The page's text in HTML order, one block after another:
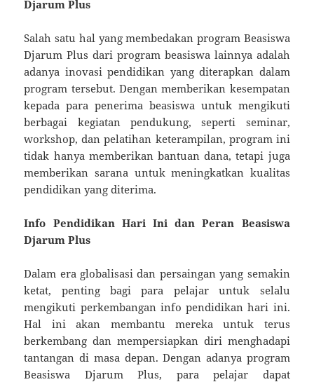
Djarum Plus
Salah satu hal yang membedakan program Beasiswa
Djarum Plus dari program beasiswa lainnya adalah
adanya inovasi pendidikan yang diterapkan dalam
program tersebut. Dengan memberikan kesempatan
kepada para penerima beasiswa untuk mengikuti
berbagai kegiatan pendukung, seperti seminar,
workshop, dan pelatihan keterampilan, program ini
tidak hanya memberikan bantuan dana, tetapi juga
memberikan sarana untuk meningkatkan kualitas
pendidikan yang diterima.
Info Pendidikan Hari Ini dan Peran Beasiswa
Djarum Plus
Dalam era globalisasi dan persaingan yang semakin
ketat, penting bagi para pelajar untuk selalu
mengikuti perkembangan info pendidikan hari ini.
Hal ini akan membantu mereka untuk terus
berkembang dan mempersiapkan diri menghadapi
tantangan di masa depan. Dengan adanya program
Beasiswa Djarum Plus, para pelajar dapat